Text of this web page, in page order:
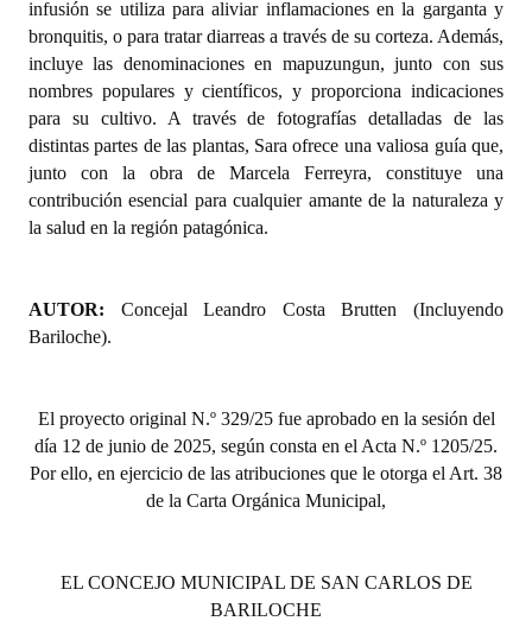
Actas de Audiencias Públicas
NORMATIVA
Comunicaciones
Declaraciones
Resoluciones de Presidencia
Antiguos Pobladores
Noticias Destacadas
Registros y Distinciones
Premio al Mérito - Registro
infusión se utiliza para aliviar inflamaciones en la garganta y
bronquitis, o para tratar diarreas a través de su corteza. Además,
incluye las denominaciones en mapuzungun, junto con sus
nombres populares y científicos, y proporciona indicaciones
para su cultivo. A través de fotografías detalladas de las
distintas partes de las plantas, Sara ofrece una valiosa guía que,
junto con la obra de Marcela Ferreyra, constituye una
contribución esencial para cualquier amante de la naturaleza y
la salud en la región patagónica.
AUTOR: Concejal Leandro Costa Brutten (Incluyendo
Bariloche).
El proyecto original N.º 329/25 fue aprobado en la sesión del
día 12 de junio de 2025, según consta en el Acta N.º 1205/25.
Por ello, en ejercicio de las atribuciones que le otorga el Art. 38
de la Carta Orgánica Municipal,
EL CONCEJO MUNICIPAL DE SAN CARLOS DE
BARILOCHE